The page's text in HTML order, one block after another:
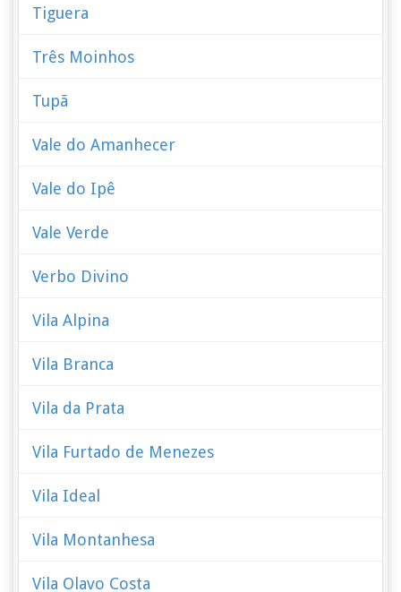
Tiguera
Três Moinhos
Tupã
Vale do Amanhecer
Vale do Ipê
Vale Verde
Verbo Divino
Vila Alpina
Vila Branca
Vila da Prata
Vila Furtado de Menezes
Vila Ideal
Vila Montanhesa
Vila Olavo Costa